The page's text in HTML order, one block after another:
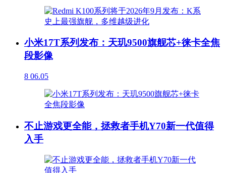
小米17T系列发布：天玑9500旗舰芯+徕卡全焦
段影像
8 06.05
不止游戏更全能，拯救者手机Y70新一代值得
入手